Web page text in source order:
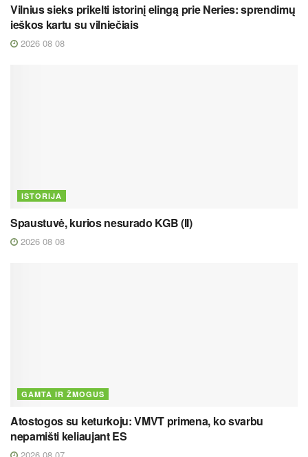
Vilnius sieks prikelti istorinį elingą prie Neries: sprendimų
ieškos kartu su vilniečiais
2026 08 08
ISTORIJA
Spaustuvė, kurios nesurado KGB (II)
2026 08 08
GAMTA IR ŽMOGUS
Atostogos su keturkoju: VMVT primena, ko svarbu
nepamišti keliaujant ES